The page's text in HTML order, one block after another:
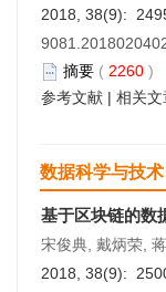
2018, 38(9):
摘要 ( 2260 )
参考文献 | 相关文
数据科学与技术
基于区块链的数
宋俊典, 戴炳荣,
2018, 38(9):